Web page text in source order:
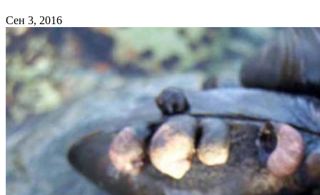
Сен 3, 2016